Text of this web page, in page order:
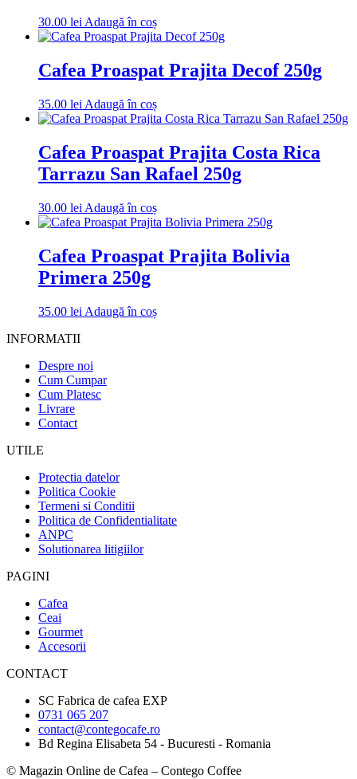
30.00 lei Adaugă în coș
Cafea Proaspat Prajita Decof 250g
35.00 lei Adaugă în coș
Cafea Proaspat Prajita Costa Rica
Tarrazu San Rafael 250g
30.00 lei Adaugă în coș
Cafea Proaspat Prajita Bolivia
Primera 250g
35.00 lei Adaugă în coș
INFORMATII
Despre noi
Cum Cumpar
Cum Platesc
Livrare
Contact
UTILE
Protectia datelor
Politica Cookie
Termeni si Conditii
Politica de Confidentialitate
ANPC
Solutionarea litigiilor
PAGINI
Cafea
Ceai
Gourmet
Accesorii
CONTACT
SC Fabrica de cafea EXP
0731 065 207
contact@contegocafe.ro
Bd Regina Elisabeta 54 - Bucuresti - Romania
© Magazin Online de Cafea – Contego Coffee